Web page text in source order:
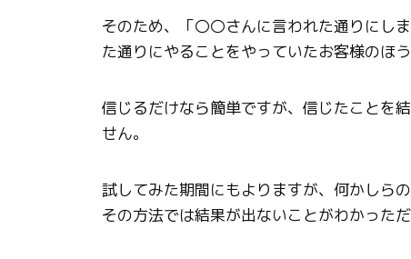
そのため、「〇〇さんに言われた通りにし
た通りにやることをやっていたお客様のほ
信じるだけなら簡単ですが、信じたことを
せん。
試してみた期間にもよりますが、何かしら
その方法では結果が出ないことがわかった